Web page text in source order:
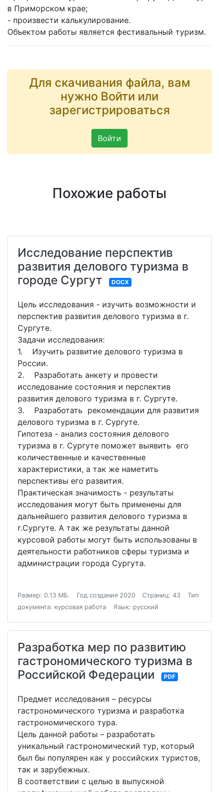
в Приморском крае;
- произвести калькулирование.
Объектом работы является фестивальный туризм.
Для скачивания файла, вам
нужно Войти или
зарегистрироваться
Войти
Похожие работы
Исследование перспектив
развития делового туризма в
городе Сургут
DOCX
Цель исследования - изучить возможности и
перспектив развития делового туризма в г.
Сургуте.
Задачи исследования:
1. Изучить развитие делового туризма в
России.
2. Разработать анкету и провести
исследование состояния и перспектив
развития делового туризма в г. Сургуте.
3. Разработать рекомендации для развития
делового туризма в г. Сургуте.
Гипотеза - анализ состояния делового
туризма в г. Сургуте поможет выявить его
количественные и качественные
характеристики, а так же наметить
перспективы его развития.
Практическая значимость - результаты
исследования могут быть применены для
дальнейшего развития делового туризма в
г.Сургуте. А так же результаты данной
курсовой работы могут быть использованы в
деятельности работников сферы туризма и
администрации города Сургута.
Размер: 0.13 МБ. Год создания 2020 Страниц: 43
Тип
документа: курсовая работа
Язык: русский
Разработка мер по развитию
гастрономического туризма в
Российской Федерации
PDF
Предмет исследования – ресурсы
гастрономического туризма и разработка
гастрономического тура.
Цель данной работы – разработать
уникальный гастрономический тур, который
был бы популярен как у российских туристов,
так и зарубежных.
В соответствии с целью в выпускной